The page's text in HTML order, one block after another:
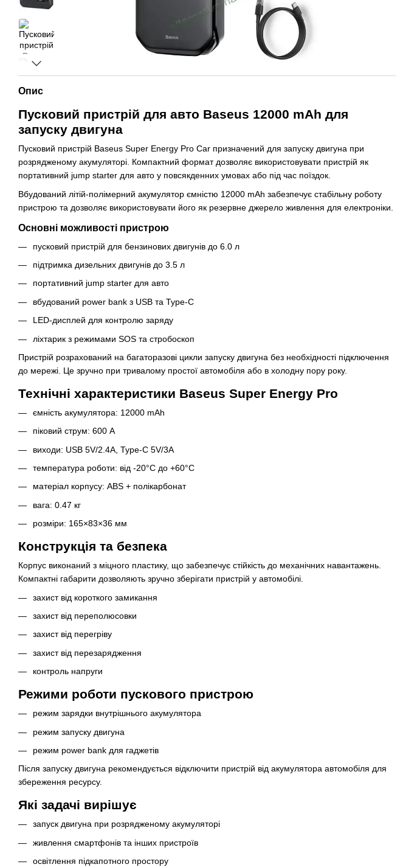
Опис
Пусковий пристрій для авто Baseus 12000 mAh для
запуску двигуна
Пусковий пристрій Baseus Super Energy Pro Car призначений для запуску двигуна при
розрядженому акумуляторі. Компактний формат дозволяє використовувати пристрій як
портативний jump starter для авто у повсякденних умовах або під час поїздок.
Вбудований літій-полімерний акумулятор ємністю 12000 mAh забезпечує стабільну роботу
пристрою та дозволяє використовувати його як резервне джерело живлення для електроніки.
Основні можливості пристрою
пусковий пристрій для бензинових двигунів до 6.0 л
підтримка дизельних двигунів до 3.5 л
портативний jump starter для авто
вбудований power bank з USB та Type-C
LED-дисплей для контролю заряду
ліхтарик з режимами SOS та стробоскоп
Пристрій розрахований на багаторазові цикли запуску двигуна без необхідності підключення
до мережі. Це зручно при тривалому простої автомобіля або в холодну пору року.
Технічні характеристики Baseus Super Energy Pro
ємність акумулятора: 12000 mAh
піковий струм: 600 А
виходи: USB 5V/2.4A, Type-C 5V/3A
температура роботи: від -20°C до +60°C
матеріал корпусу: ABS + полікарбонат
вага: 0.47 кг
розміри: 165×83×36 мм
Конструкція та безпека
Корпус виконаний з міцного пластику, що забезпечує стійкість до механічних навантажень.
Компактні габарити дозволяють зручно зберігати пристрій у автомобілі.
захист від короткого замикання
захист від переполюсовки
захист від перегріву
захист від перезарядження
контроль напруги
Режими роботи пускового пристрою
режим зарядки внутрішнього акумулятора
режим запуску двигуна
режим power bank для гаджетів
Після запуску двигуна рекомендується відключити пристрій від акумулятора автомобіля для
збереження ресурсу.
Які задачі вирішує
запуск двигуна при розрядженому акумуляторі
живлення смартфонів та інших пристроїв
освітлення підкапотного простору